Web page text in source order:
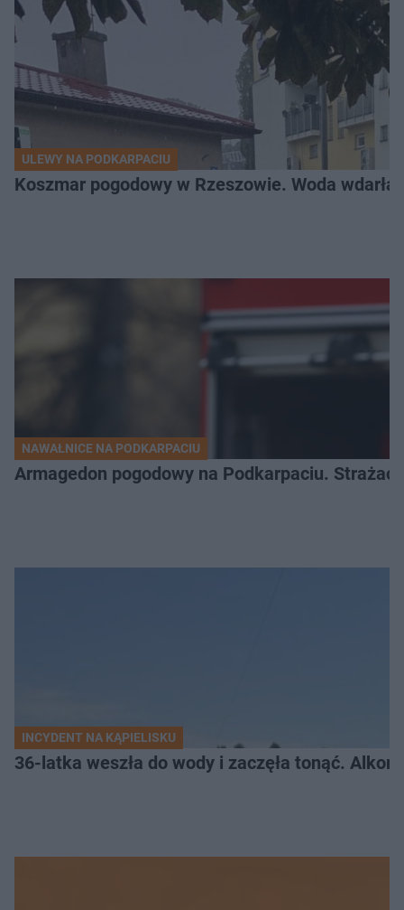
ULEWY NA PODKARPACIU
Koszmar pogodowy w Rzeszowie. Woda
NAWAŁNICE NA PODKARPACIU
Armagedon pogodowy na Podkarpaciu.
INCYDENT NA KĄPIELISKU
36-latka weszła do wody i zaczęła tonąć.